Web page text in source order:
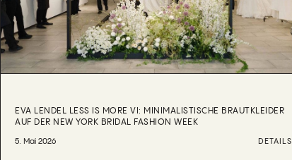
EVA LENDEL LESS IS MORE VI: MINIMALISTISCHE BRAUTKLEIDER
AUF DER NEW YORK BRIDAL FASHION WEEK
5. Mai 2026 DETAILS